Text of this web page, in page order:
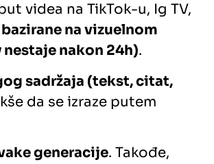
videa na TikTok-u, Ig TV,
na vizuelnom
nakon 24h).
sadržaja (tekst, citat,
da se izraze putem
generacije. Takođe,